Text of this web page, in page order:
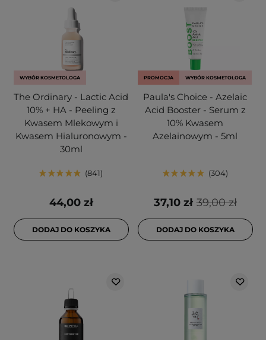
WYBÓR KOSMETOLOGA
The Ordinary - Lactic Acid
10% + HA - Peeling z
Kwasem Mlekowym i
Kwasem Hialuronowym -
30ml
841
44,00 zł
DODAJ DO KOSZYKA
PROMOCJA WYBÓR KOSMETOLOGA
Paula's Choice - Azelaic
Acid Booster - Serum z
10% Kwasem
Azelainowym - 5ml
304
39,00 zł
37,10 zł
DODAJ DO KOSZYKA